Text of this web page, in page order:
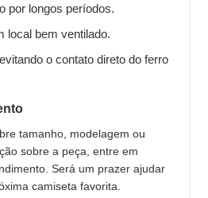
por longos períodos.
local bem ventilado.
o contato direto do ferro
tamanho, modelagem ou
sobre a peça, entre em
Será um prazer ajudar
camiseta favorita.